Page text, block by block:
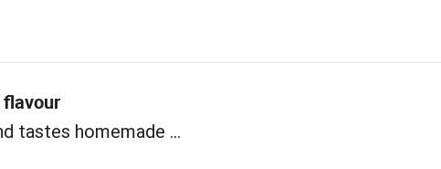
tastes homemade ...